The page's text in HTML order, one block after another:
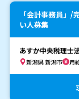
「会計事務員」/
い人募集
あすか中央税理士
新潟県 新潟市 月